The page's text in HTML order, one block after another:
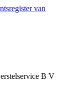
van
B V